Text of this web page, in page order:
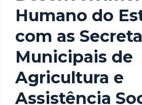
Humano do
com as
Municipais de
Agricultura e
Assistência